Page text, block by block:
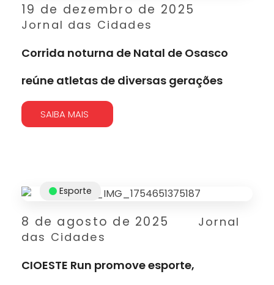
19 de dezembro de 2025
Jornal das Cidades
Corrida noturna de Natal de Osasco
reúne atletas de diversas gerações
SAIBA MAIS
8 de agosto de 2025
Jornal
das Cidades
Esporte
CIOESTE Run promove esporte,